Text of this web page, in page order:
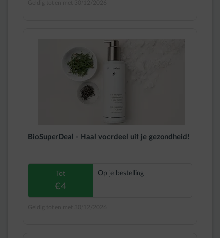
BioSuperDeal - Haal voordeel uit je gezondheid!
Tot
€4
Op je bestelling